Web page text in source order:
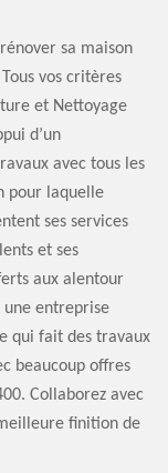
sa maison
vos critères
et Nettoyage
d’un
avec tous les
pour laquelle
ses services
et ses
aux alentour
une entreprise
qui fait des travaux
beaucoup offres
Collaborez avec
finition de